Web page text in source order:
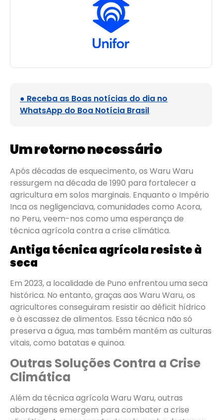
● Receba as Boas notícias do dia no
WhatsApp do Boa Notícia Brasil
Um retorno necessário
Após décadas de esquecimento, os Waru Waru
ressurgem na década de 1990 para fortalecer a
agricultura em solos marginais. Enquanto o Império
Inca os negligenciava, comunidades como Acora,
no Peru, veem-nos como uma esperança de
técnica agrícola contra a crise climática.
Antiga técnica agrícola resiste à
seca
Em 2023, a localidade de Puno enfrentou uma seca
histórica. No entanto, graças aos Waru Waru, os
agricultores conseguiram resistir ao déficit hídrico
e à escassez de alimentos. Essa técnica não só
preserva a água, mas também mantém as culturas
vitais, como batatas e quinoa.
Outras Soluções Contra a Crise
Climática
Além da técnica agrícola Waru Waru, outras
abordagens emergem para combater a crise